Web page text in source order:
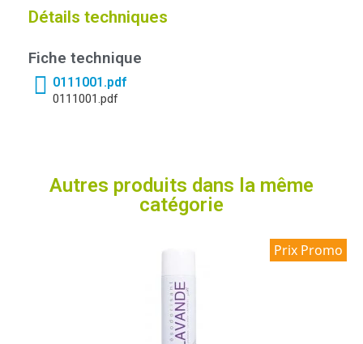
Détails techniques
Fiche technique
0111001.pdf
0111001.pdf
Autres produits dans la même
catégorie
Prix Promo